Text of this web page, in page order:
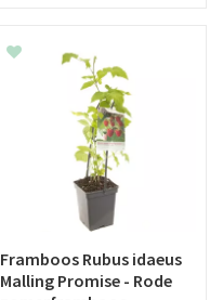
Framboos Rubus idaeus
Malling Promise - Rode